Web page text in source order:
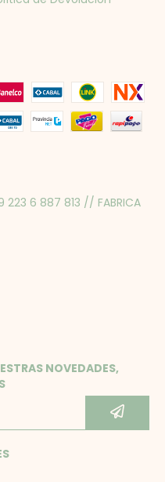
6 887 813 // FABRICA
NOVEDADES,